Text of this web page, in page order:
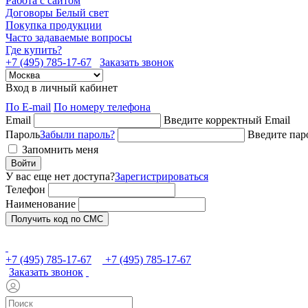
Договоры Белый свет
Покупка продукции
Часто задаваемые вопросы
Где купить?
+7 (495) 785-17-67
Заказать звонок
Вход в личный кабинет
По E-mail По номеру телефона
Email
Введите корректный Email
ПарольЗабыли пароль?
Введите
Запомнить меня
Войти
У вас еще нет доступа?Зарегистрироваться
Телефон
Наименование
Получить код по СМС
+7 (495) 785-17-67
+7 (495) 785-17-67
Заказать звонок